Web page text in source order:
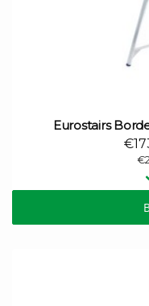
Eurostairs